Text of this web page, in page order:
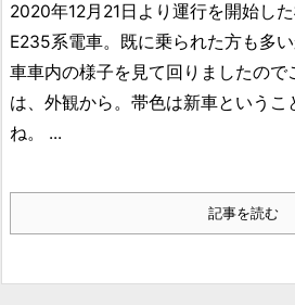
2020年12月21日より運行を開始し
E235系電車。既に乗られた方も多
車車内の様子を見て回りましたので
は、外観から。帯色は新車というこ
ね。 ...
記事を読む